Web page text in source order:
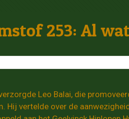
253: Al
Leo Balai, die
Hij vertelde over de